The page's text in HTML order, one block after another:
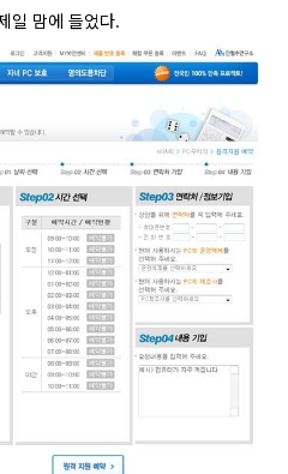
일 맘에 들었다.